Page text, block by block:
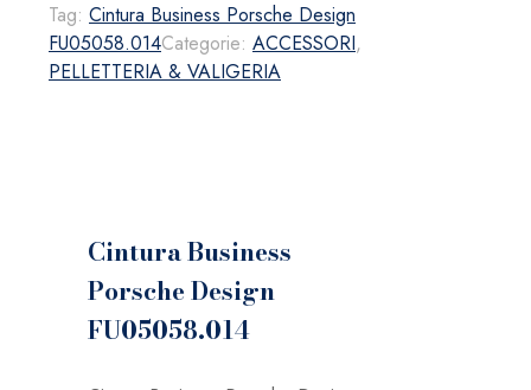
Design
FU05058.014
quantità
Tag: Cintura Business Porsche Design
FU05058.014Categorie: ACCESSORI,
PELLETTERIA & VALIGERIA
Cintura Business
Porsche Design
FU05058.014